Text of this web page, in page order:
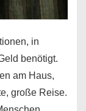
in
benötigt.
am Haus,
große Reise.